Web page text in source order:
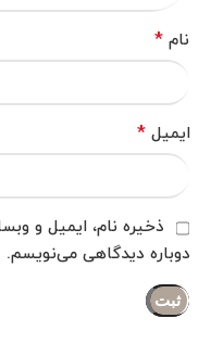
نام *
ایمیل*
ذخیره نام، ایمیل و
دوباره دیدگاهی می‌نویسم.